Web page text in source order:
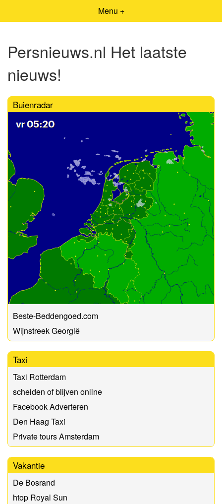
Menu +
Persnieuws.nl Het laatste
nieuws!
Buienradar
Beste-Beddengoed.com
Wijnstreek Georgië
Taxi
Taxi Rotterdam
scheiden of blijven online
Facebook Adverteren
Den Haag Taxi
Private tours Amsterdam
Vakantie
De Bosrand
htop Royal Sun